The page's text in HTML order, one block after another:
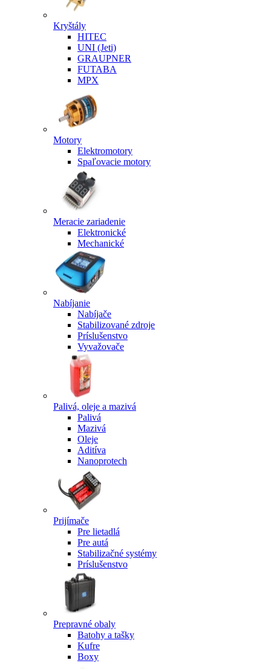
Kryštály
HITEC
UNI (Jeti)
GRAUPNER
FUTABA
MPX
Motory
Elektromotory
Spaľovacie motory
Meracie zariadenie
Elektronické
Mechanické
Nabíjanie
Nabíjače
Stabilizované zdroje
Príslušenstvo
Vyvažovače
Palivá, oleje a mazivá
Palivá
Mazivá
Oleje
Aditíva
Nanoprotech
Prijímače
Pre lietadlá
Pre autá
Stabilizačné systémy
Príslušenstvo
Prepravné obaly
Batohy a tašky
Kufre
Boxy